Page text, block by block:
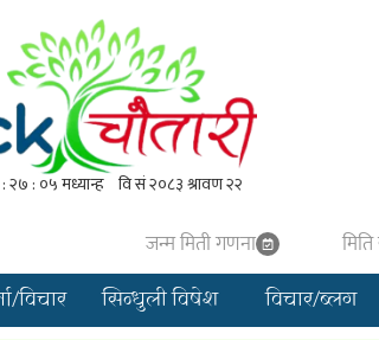
जन्म मिती गणना
विचार सिन्धुली विषेश विचार/ब्लग